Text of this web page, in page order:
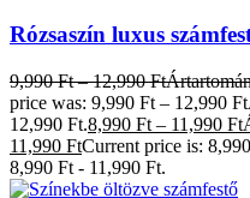
Rózsaszín luxus
9,990Ft – 12,990Ft
price was: 9,990 Ft – 12,990
12,990 Ft.8,990 Ft – 11,990 Ft
11,990 FtCurrent price is:
8,990 Ft - 11,990 Ft.